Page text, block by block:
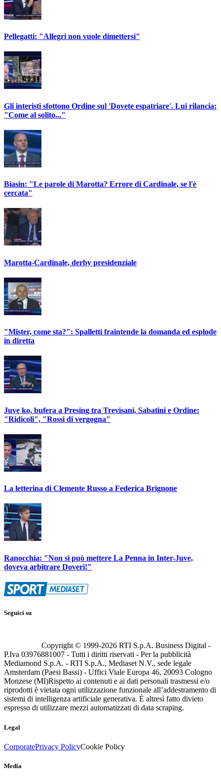
Pellegatti: "Allegri non vuole dimettersi"
Gli interisti sfottono Ordine sul 'Dovete espatriare'. Lui rilancia:
"Come al solito..."
Biasin: "Le parole di Marotta? Errore di Cardinale, se l'è
cercata"
Marotta-Cardinale, derby presidenziale
"Mister, come sta?": Spalletti fraintende la domanda ed esplode
in diretta
Juve ko, bufera a Presing tra Trevisani, Sabatini e Ordine:
"Ridicoli", "Rossi di vergogna"
La letterina di Clemente Russo a Federica Brignone
Ranocchia: "Non si può mettere La Penna in Inter-Juve,
doveva arbitrare Doveri!"
Seguici su
Copyright © 1999-2026 RTI S.p.A. Business Digital -
P.Iva 03976881007 - Tutti i diritti riservati - Per la pubblicità
Mediamond S.p.A. - RTI S.p.A., Mediaset N.V., sede legale
Amsterdam (Paesi Bassi) - Uffici Viale Europa 46, 20093 Cologno
Monzese (MI)Rispetto ai contenuti e ai dati personali trasmessi e/o
riprodotti è vietata ogni utilizzazione funzionale all’addestramento di
sistemi di intelligenza artificiale generativa. È altresì fatto divieto
espresso di utilizzare mezzi automatizzati di data scraping.
Legal
CorporatePrivacy PolicyCookie Policy
Media